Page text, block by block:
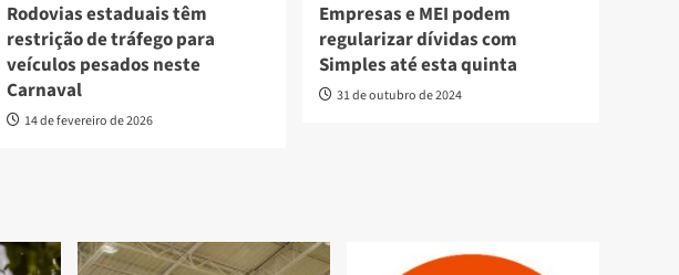
Rodovias estaduais têm
restrição de tráfego para
veículos pesados neste
Carnaval
14 de fevereiro de 2026
Empresas e MEI podem
regularizar dívidas com
Simples até esta quinta
31 de outubro de 2024